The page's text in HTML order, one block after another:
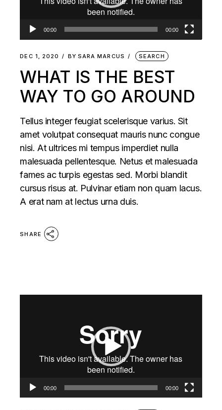
00:00 00:00
DEC 1, 2020 BY SARA MARCUS SEARCH
WHAT IS THE BEST
WAY TO GO AROUND
Tellus integer feugiat scelerisque varius. Sit
amet volutpat consequat mauris nunc congue
nisi. At ultrices mi tempus imperdiet nulla
malesuada pellentesque. Netus et malesuada
fames ac turpis egestas sed. Morbi blandit
cursus risus at. Pulvinar etiam non quam lacus.
A erat nam at lectus urna duis.
SHARE
00:00 00:00